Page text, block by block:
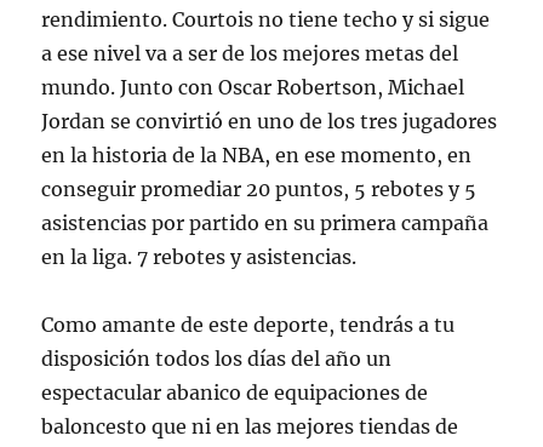
rendimiento. Courtois no tiene techo y si sigue
a ese nivel va a ser de los mejores metas del
mundo. Junto con Oscar Robertson, Michael
Jordan se convirtió en uno de los tres jugadores
en la historia de la NBA, en ese momento, en
conseguir promediar 20 puntos, 5 rebotes y 5
asistencias por partido en su primera campaña
en la liga. 7 rebotes y asistencias.
Como amante de este deporte, tendrás a tu
disposición todos los días del año un
espectacular abanico de equipaciones de
baloncesto que ni en las mejores tiendas de